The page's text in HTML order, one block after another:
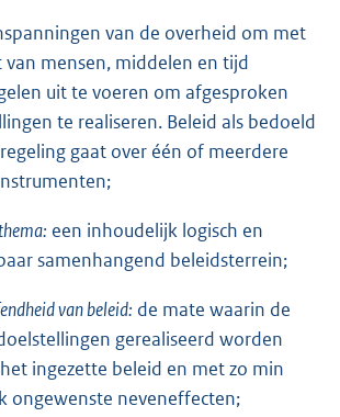
van de overheid om met
van mensen, middelen en tijd
uit te voeren om afgesproken
te realiseren. Beleid als bedoeld
gaat over één of meerdere
een inhoudelijk logisch en
samenhangend beleidsterrein;
van beleid: de mate waarin de
gerealiseerd worden
ingezette beleid en met zo min
ongewenste neveneffecten;